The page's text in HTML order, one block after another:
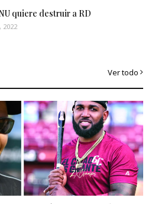
quiere destruir a RD
2022
Ver todo